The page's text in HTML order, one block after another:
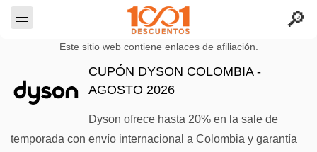
Este sitio web contiene enlaces de afiliación.
CUPÓN DYSON COLOMBIA -
AGOSTO 2026
Dyson ofrece hasta 20% en la sale de
temporada con envío internacional a Colombia y garantía